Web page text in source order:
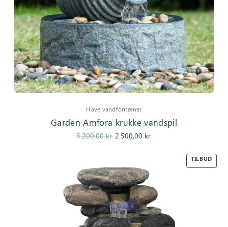
Have vandfontæner
Garden Amfora krukke vandspil
3.200,00kr.
Den
3.200,00 kr..
2.500,00 kr.
2.500,00 kr..
TILBUD